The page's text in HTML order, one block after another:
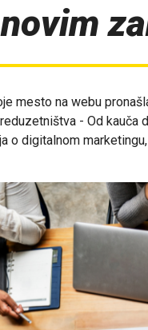
mesto na webu
- Od kauča
o digitalnom